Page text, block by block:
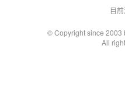
目
© Copyright since 2003
All